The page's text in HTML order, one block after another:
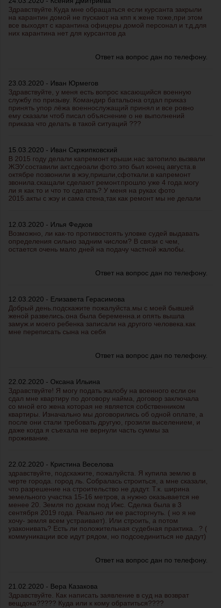
Здравствуйте.Куда мне обращаться если курсанта закрыли
на карантин домой не пускают на кпп к жене тоже,при этом
все выходят с карантина офицеры домой персонал и т.д,для
них карантина нет для курсантов да
Ответ на вопрос дан по телефону.
23.03.2020 - Иван Юрмегов
Здравствуйте, у меня есть вопрос касающийся военную
службу по призыву. Командир батальона отдал приказ
принять упор лёжа военнослужащий принял и все ровно
ему сказали чтоб писал объяснение о не выполнений
приказа что делать в такой ситуаций ???
15.03.2020 - Иван Скржипковский
В 2015 году делали капремонт крыши.нас затопило.вызвали
ЖЭУ.составили акт.сдеоали фото.это был конец августа.в
октябре позвонили в жэу,пришли,сфоткали.в капремонт
звонила.скащали сделают ремонт.прошло уже 4 года.могу
ли я как то и что то сделать? У меня на руках фото
2015.акты с жэу и сама стена,так как ремонт мы не делали
12.03.2020 - Илья Федков
Возможно, ли как-то противостоять уловке судей выдавать
определения сильно задним числом? В связи с чем,
остается очень мало дней на подачу частной жалобы.
Ответ на вопрос дан по телефону.
12.03.2020 - Елизавета Герасимова
Добрый день.подскажите пожалуйста.мы с моей бывшей
женой развелись.она была беременна.и опять вышла
замуж.и моего ребенка записали на другого человека.как
мне переписать сына на себя
Ответ на вопрос дан по телефону.
22.02.2020 - Оксана Ильина
Здравствуйте! Я могу подать жалобу на военного если он
сдал мне квартиру по договору найма, договор заключала
со мной его жена которая не является собственником
квартиры. Изначально мы договорились об одной оплате, а
после они стали требовать другую, грозили выселением, и
даже когда я съехала не вернули часть суммы за
проживание.
22.02.2020 - Кристина Веселова
здравствуйте, подскажите, пожалуйста. Я купила землю в
черте города. город ль. Собралась строиться, а мне сказали,
что разрешение на строительство не дадут. Т.к. ширина
земельного участка 15-16 метров, а нужно оказывается не
менее 20. Земля по докам под Ижс. Сделка была в 3
сентября 2019 года. Реально ли ее расторгнуть. ( но я не
хочу- земля всем устраивает). Или строить, а потом
узаконивать? Есть ли положительная судебная практика.. ? (
коммуникации все идут рядом, но подсоединиться не дадут)
Ответ на вопрос дан по телефону.
21.02.2020 - Вера Казакова
Здравствуйте. Как написать заявление в суд на возврат
вещдока????? Куда или к кому обратиться????